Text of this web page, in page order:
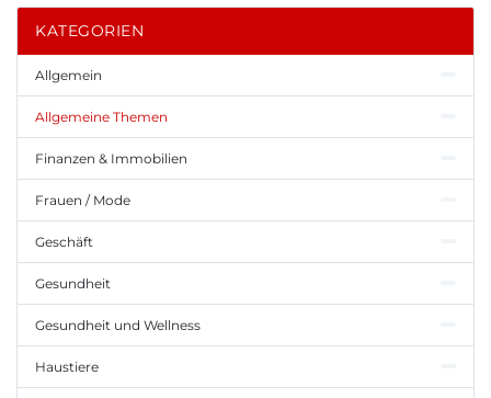
KATEGORIEN
Allgemein
Allgemeine Themen
Finanzen & Immobilien
Frauen / Mode
Geschäft
Gesundheit
Gesundheit und Wellness
Haustiere